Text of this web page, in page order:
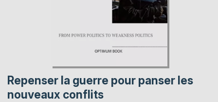
Repenser la guerre pour panser les
nouveaux conflits